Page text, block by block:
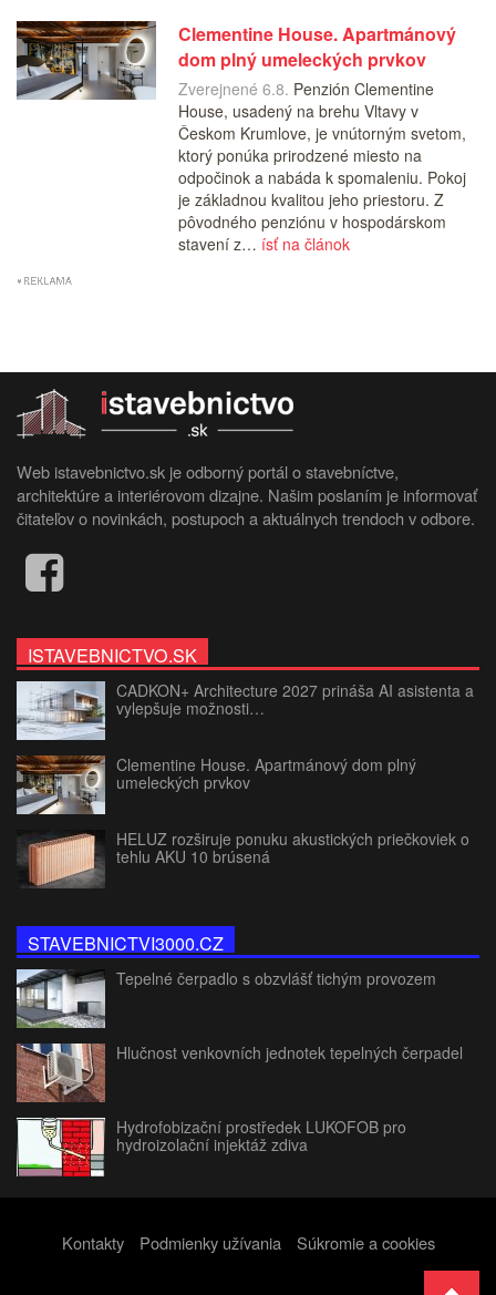
Clementine House. Apartmánový
dom plný umeleckých prvkov
Zverejnené 6.8. Penzión Clementine
House, usadený na brehu Vltavy v
Českom Krumlove, je vnútorným svetom,
ktorý ponúka prirodzené miesto na
odpočinok a nabáda k spomaleniu. Pokoj
je základnou kvalitou jeho priestoru. Z
pôvodného penziónu v hospodárskom
stavení z… ísť na článok
Web istavebnictvo.sk je odborný portál o stavebníctve,
architektúre a interiérovom dizajne. Našim poslaním je informovať
čitateľov o novinkách, postupoch a aktuálnych trendoch v odbore.
ISTAVEBNICTVO.SK
CADKON+ Architecture 2027 prináša AI asistenta a
vylepšuje možnosti…
Clementine House. Apartmánový dom plný
umeleckých prvkov
HELUZ rozširuje ponuku akustických priečkoviek o
tehlu AKU 10 brúsená
STAVEBNICTVI3000.CZ
Tepelné čerpadlo s obzvlášť tichým provozem
Hlučnost venkovních jednotek tepelných čerpadel
Hydrofobizační prostředek LUKOFOB pro
hydroizolační injektáž zdiva
Kontakty Podmienky užívania Súkromie a cookies